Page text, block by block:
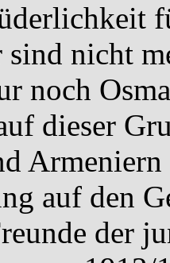
sind nicht
noch
dieser
auf den
der